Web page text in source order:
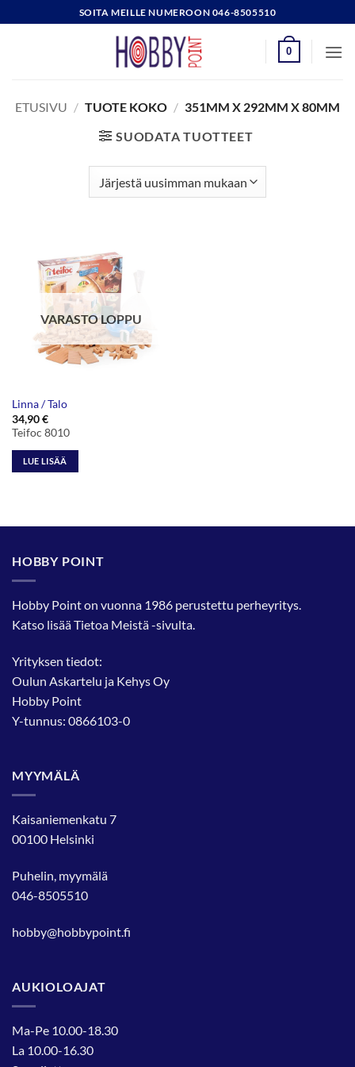
to
SOITA MEILLE NUMEROON 046-8505510
0
ETUSIVU / TUOTE KOKO / 351MM X 292MM X 80MM
SUODATA TUOTTEET
VARASTO LOPPU
Linna / Talo
34,90€
Teifoc 8010
LUE LISÄÄ
HOBBY POINT
Hobby Point on vuonna 1986 perustettu perheyritys.
Katso lisääTietoa Meistä-sivulta.
Yrityksen tiedot:
Oulun Askartelu ja Kehys Oy
Hobby Point
Y-tunnus: 0866103-0
MYYMÄLÄ
Kaisaniemenkatu 7
00100 Helsinki
Puhelin, myymälä
046-8505510
hobby@hobbypoint.fi
AUKIOLOAJAT
Ma-Pe 10.00-18.30
La 10.00-16.30